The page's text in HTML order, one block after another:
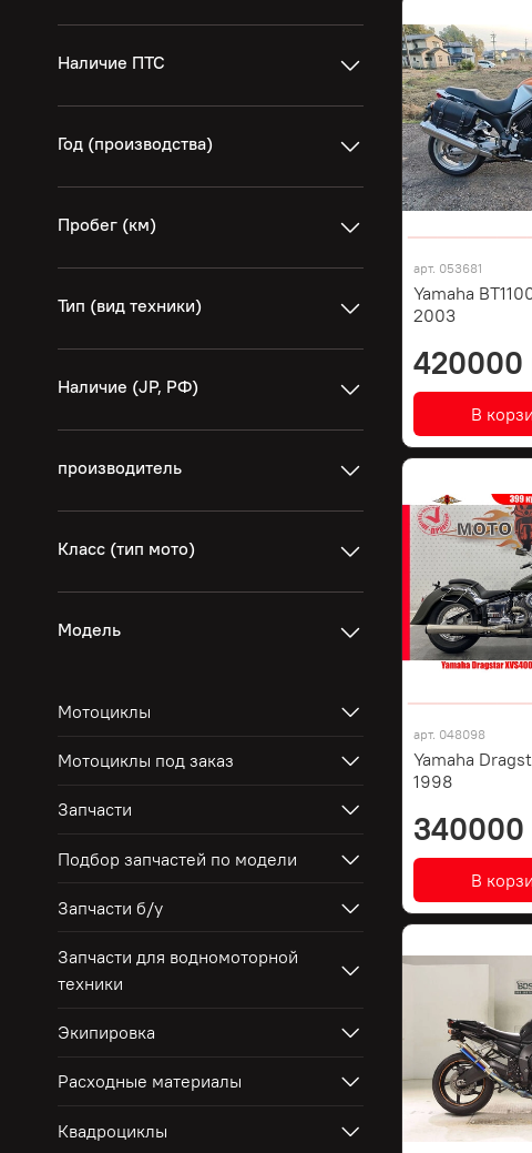
арт. 053681
Yamaha
2003
420000
В
арт. 048098
Yamaha
1998
340000
В
Наличие ПТС
Год (производства)
Пробег (км)
Тип (вид техники)
Наличие (JP, РФ)
производитель
Класс (тип мото)
Модель
Мотоциклы
Мотоциклы под заказ
Запчасти
Подбор запчастей по модели
Запчасти б/у
Запчасти для водномоторной
техники
Экипировка
Расходные материалы
Квадроциклы